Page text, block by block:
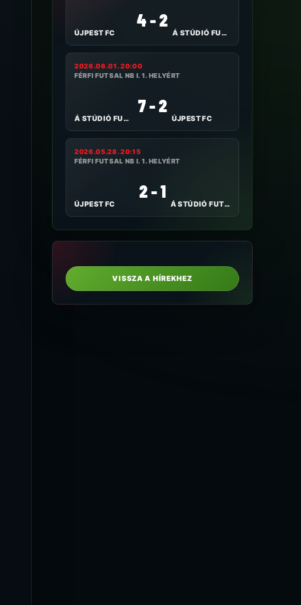
ÚJPEST FC
4 - 2
Á STÚDIÓ FUTSAL NYÍREGYHÁZA
2026.06.01. 20:00
FÉRFI FUTSAL NB I. 1. HELYÉRT
Á STÚDIÓ FUTSAL NYÍREGYHÁZA
7 - 2
ÚJPEST FC
2026.05.28. 20:15
FÉRFI FUTSAL NB I. 1. HELYÉRT
ÚJPEST FC
2 - 1
Á STÚDIÓ FUTSAL NYÍREGYHÁZA
VISSZA A HÍREKHEZ